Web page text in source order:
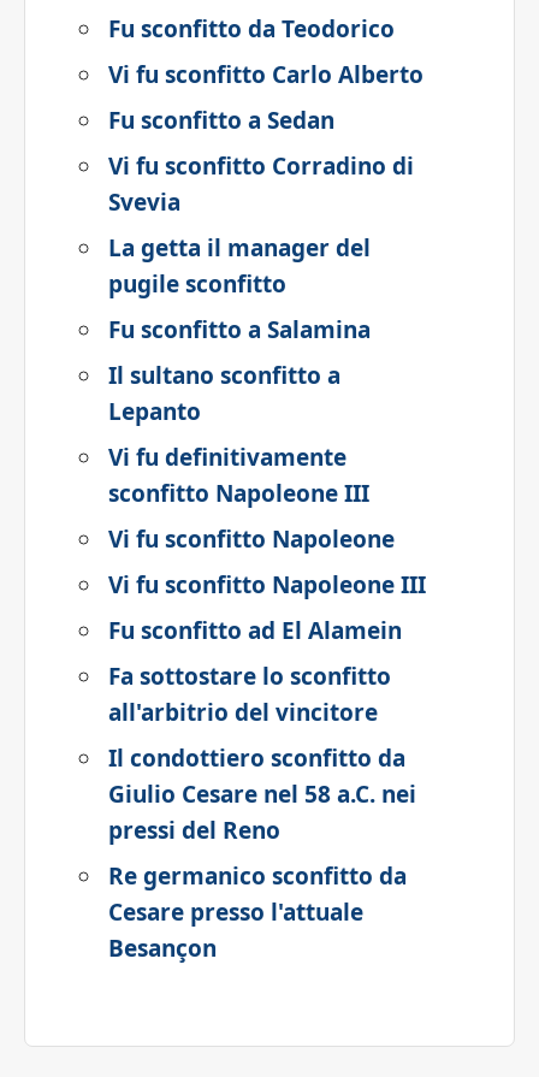
Fu sconfitto da Teodorico
Vi fu sconfitto Carlo Alberto
Fu sconfitto a Sedan
Vi fu sconfitto Corradino di
Svevia
La getta il manager del
pugile sconfitto
Fu sconfitto a Salamina
Il sultano sconfitto a
Lepanto
Vi fu definitivamente
sconfitto Napoleone III
Vi fu sconfitto Napoleone
Vi fu sconfitto Napoleone III
Fu sconfitto ad El Alamein
Fa sottostare lo sconfitto
all'arbitrio del vincitore
Il condottiero sconfitto da
Giulio Cesare nel 58 a.C. nei
pressi del Reno
Re germanico sconfitto da
Cesare presso l'attuale
Besançon